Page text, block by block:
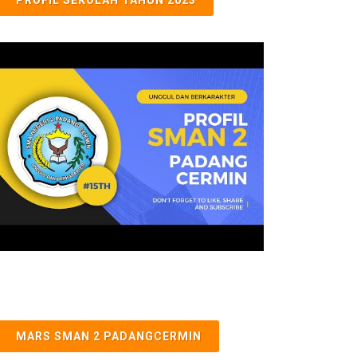
MARS SMAN 2 PADANGCERMIN